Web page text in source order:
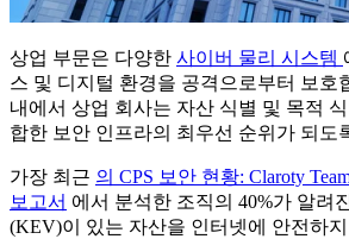
상업 부문은 다양한 사이버 물리 시스템
스 및 디지털 환경을 공격으로부터 보호
내에서 상업 회사는 자산 식별 및 목적
합한 보안 인프라의 최우선 순위가 되도
가장 최근 의 CPS 보안 현황: Claroty
보고서 에서 분석한 조직의 40%가 알려
(KEV)이 있는 자산을 인터넷에 안전하